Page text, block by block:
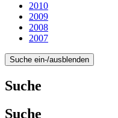
2010
2009
2008
2007
Suche ein-/ausblenden
Suche
Suche